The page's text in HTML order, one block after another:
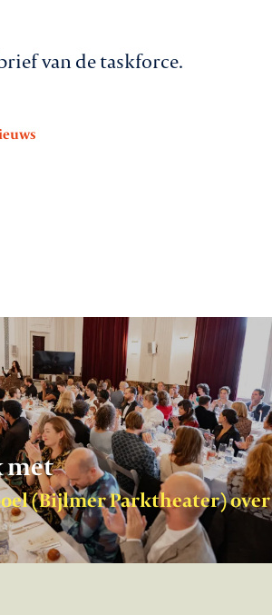
van de taskforce.
met
(Bijlmer Parktheater) over